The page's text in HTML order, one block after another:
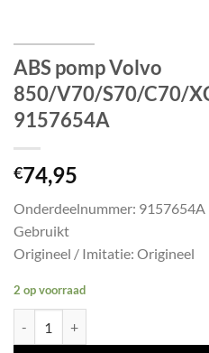
ABS pomp Volvo
850/V70/S70/C70/
9157654A
€74,95
Onderdeelnummer: 9157654A
Gebruikt
Origineel / Imitatie: Origineel
2 op voorraad